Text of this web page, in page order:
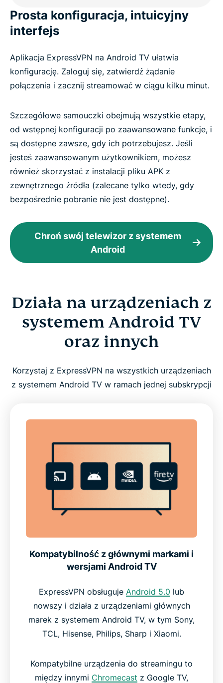
Prosta konfiguracja, intuicyjny
interfejs
Aplikacja ExpressVPN na Android TV ułatwia
konfigurację. Zaloguj się, zatwierdź żądanie
połączenia i zacznij streamować w ciągu kilku minut.
Szczegółowe samouczki obejmują wszystkie etapy,
od wstępnej konfiguracji po zaawansowane funkcje, i
są dostępne zawsze, gdy ich potrzebujesz. Jeśli
jesteś zaawansowanym użytkownikiem, możesz
również skorzystać z instalacji pliku APK z
zewnętrznego źródła (zalecane tylko wtedy, gdy
bezpośrednie pobranie nie jest dostępne).
Chroń swój telewizor z systemem
Android
Działa na urządzeniach z
systemem Android TV
oraz innych
Korzystaj z ExpressVPN na wszystkich urządzeniach
z systemem Android TV w ramach jednej subskrypcji
Kompatybilność z głównymi markami i
wersjami Android TV
ExpressVPN obsługuje Android 5.0 lub
nowszy i działa z urządzeniami głównych
marek z systemem Android TV, w tym Sony,
TCL, Hisense, Philips, Sharp i Xiaomi.
Kompatybilne urządzenia do streamingu to
między innymi Chromecast z Google TV,